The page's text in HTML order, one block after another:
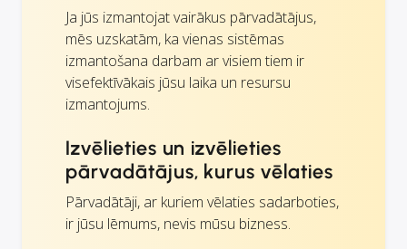
Ja jūs izmantojat vairākus pārvadātājus,
mēs uzskatām, ka vienas sistēmas
izmantošana darbam ar visiem tiem ir
visefektīvākais jūsu laika un resursu
izmantojums.
Izvēlieties un izvēlieties
pārvadātājus, kurus vēlaties
Pārvadātāji, ar kuriem vēlaties sadarboties,
ir jūsu lēmums, nevis mūsu bizness.